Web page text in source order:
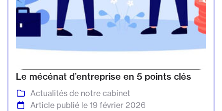
Le mécénat d’entreprise en 5 points clés
Actualités de notre cabinet
Article publié le 19 février 2026